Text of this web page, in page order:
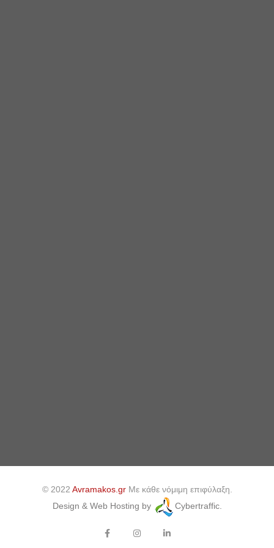
© 2022 Avramakos.grΜε κάθε νόμιμη επιφύλαξη.
Design & Web Hosting by
Cybertraffic.